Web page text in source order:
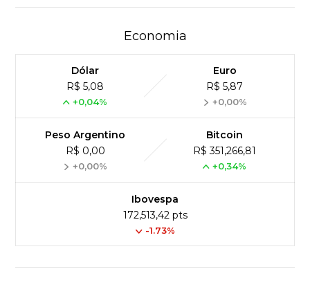
Economia
Dólar
R$ 5,08
+0,04%
Euro
R$ 5,87
+0,00%
Peso Argentino
R$ 0,00
+0,00%
Bitcoin
R$ 351,266,81
+0,34%
Ibovespa
172,513,42 pts
-1.73%